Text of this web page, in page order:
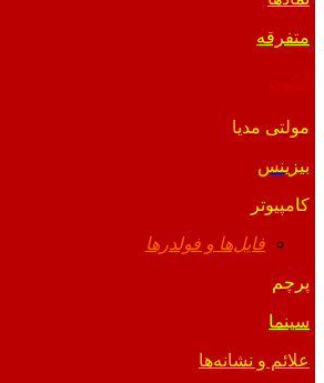
متفرقه
مولتی مدیا
بیزینس
کامپیوتر
فایل‌ها و فولدرها
پرچم
سینما
علائم و نشانه‌ها